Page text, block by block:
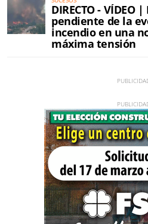
DIRECTO - VÍDEO
pendiente de la
incendio en una
máxima tensión